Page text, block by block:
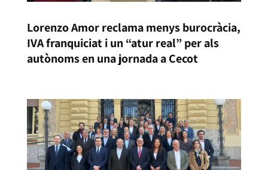
Lorenzo Amor reclama menys burocràcia,
IVA franquiciat i un “atur real” per als
autònoms en una jornada a Cecot